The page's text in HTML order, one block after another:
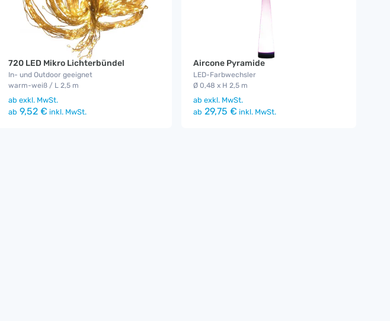
720 LED Mikro Lichterbündel
In- und Outdoor geeignet
warm-weiß / L 2,5 m
ab exkl. MwSt.
ab 9,52 € inkl. MwSt.
Aircone Pyramide
LED-Farbwechsler
Ø 0,48 x H 2,5 m
ab exkl. MwSt.
ab 29,75 € inkl. MwSt.